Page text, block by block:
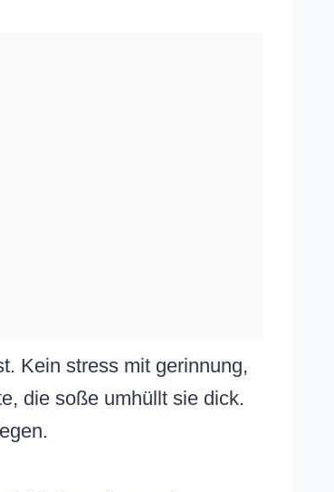
Kein stress mit gerinnung,
die soße umhüllt sie dick.